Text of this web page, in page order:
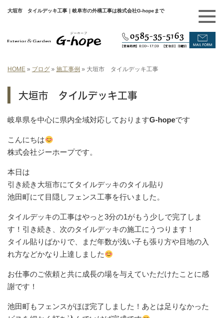
大垣市 タイルデッキ工事｜岐阜市の外構工事は株式会社G-hopeまで
HOME » ブログ » 施工事例 » 大垣市 タイルデッキ工事
大垣市 タイルデッキ工事
岐阜県を中心に県内全域対応しておりますG-hopeです
こんにちは
株式会社ジーホープです。
本日は
引き続き大垣市にてタイルデッキのタイル貼り
池田町にて目隠しフェンス工事を行いました。
タイルデッキの工事はやっと3分の1がもう少しで完了しま
す！引き続き、次のタイルデッキの施工にうつります！
タイル貼りばかりで、まだ年数が浅い子も張り方や目地の入
れ方などかなり上達しました
お仕事のご依頼と共に成長の場を与えていただけたことに感
謝です！
池田町もフェンスがほぼ完了しました！あとは足りなかった